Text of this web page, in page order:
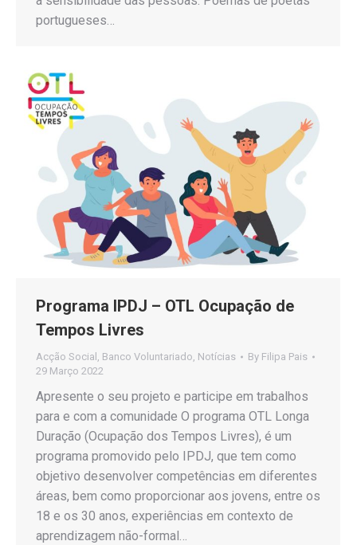
portugueses…
Programa IPDJ – OTL Ocupação de
Tempos Livres
Acção Social , Banco Voluntariado, Notícias By Filipa Pais
29 Março 2022
Apresente o seu projeto e participe em trabalhos
para e com a comunidade O programa OTL Longa
Duração (Ocupação dos Tempos Livres), é um
programa promovido pelo IPDJ, que tem como
objetivo desenvolver competências em diferentes
áreas, bem como proporcionar aos jovens, entre os
18 e os 30 anos, experiências em contexto de
aprendizagem não-formal…